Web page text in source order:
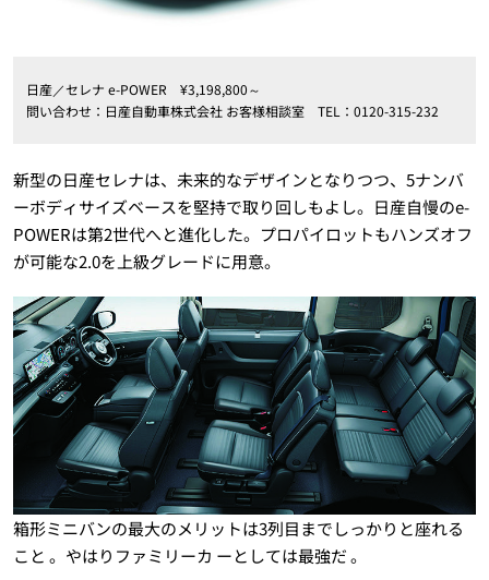
日産／セレナ e-POWER ¥3,198,800～
問い合わせ：日産自動車株式会社 お客様相談室 TEL：0120-315-232
新型の日産セレナは、未来的なデザインとなりつつ、5ナンバ
ーボディサイズベースを堅持で取り回しもよし。日産自慢のe-
POWERは第2世代へと進化した。プロパイロットもハンズオフ
が可能な2.0を上級グレードに用意。
箱形ミニバンの最大のメリットは3列目までしっかりと座れる
こと 。やはりファミリーカ ーとしては最強だ 。